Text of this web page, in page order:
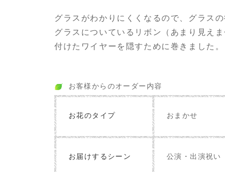
グラスがわかりにくくなるので、グラス
グラスについているリボン（あまり見え
付けたワイヤーを隠すために巻きました。
お客様からのオーダー内容
お花のタイプ おまかせ
お届けするシーン 公演・出演祝い